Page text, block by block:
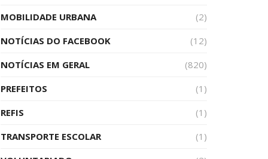
MOBILIDADE URBANA
(2)
NOTÍCIAS DO FACEBOOK
(12)
NOTÍCIAS EM GERAL
(820)
PREFEITOS
(1)
REFIS
(1)
TRANSPORTE ESCOLAR
(1)